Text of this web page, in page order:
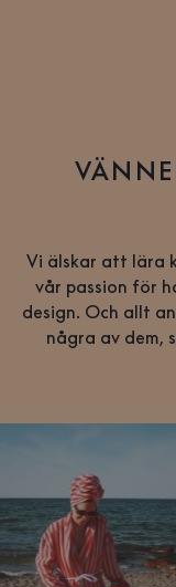
Vi älskar att lära
vår passion för
design. Och allt
några av dem,